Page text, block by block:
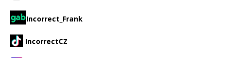
Incorrect_Frank
IncorrectCZ